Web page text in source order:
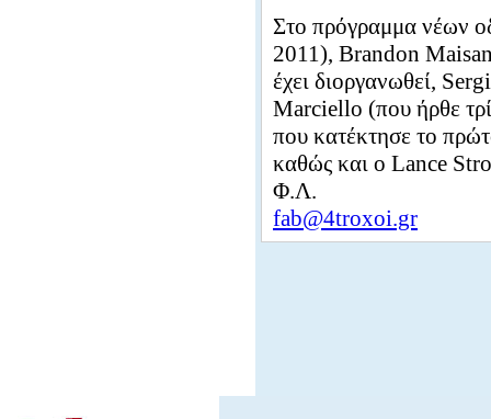
Στο πρόγραμμα νέων
2011), Brandon
έχει διοργανωθεί,
Marciello (που ήρθε
που κατέκτησε το
καθώς και ο Lance
Φ.Λ.
fab@4troxoi.gr